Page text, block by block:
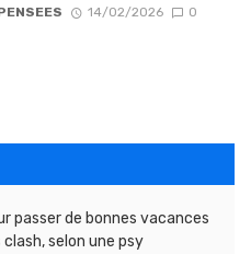
14/02/2026 0
passer de bonnes vacances
selon une psy